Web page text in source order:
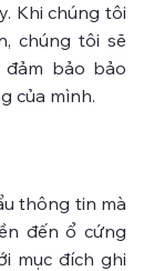
Khi chúng tôi
chúng tôi sẽ
bảo bảo
của mình.
thông tin mà
đến ổ cứng
mục đích ghi